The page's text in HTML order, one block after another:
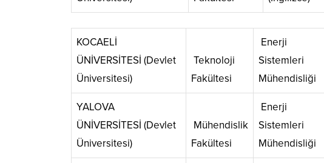
KOCAELİ
ÜNİVERSİTESİ (Devlet
Üniversitesi)
Teknoloji
Fakültesi
Enerji
Sistemleri
Mühendisliği
YALOVA
ÜNİVERSİTESİ (Devlet
Üniversitesi)
Mühendislik
Fakültesi
Enerji
Sistemleri
Mühendisliği